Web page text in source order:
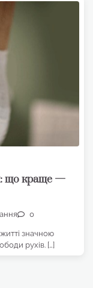
що краще —
0
значною
рухів. […]